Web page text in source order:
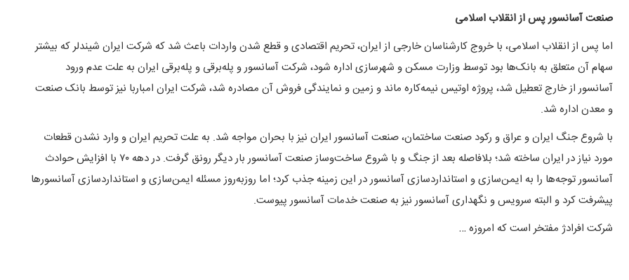
صنعت آسانسور پس از انقلاب اسلامی
اما پس از انقلاب اسلامی، با خروج کارشناسان خارجی از ایران، تحریم اقتصادی و قطع شدن واردات باعث شد که شرکت ایران شیندلر که بیشتر
سهام آن متعلق به بانک‌ها بود توسط وزارت مسکن و شهرسازی اداره شود، شرکت آسانسور و پله‌برقی و پله‌برقی ایران به علت عدم ورود
آسانسور از خارج تعطیل شد، پروژه اوتیس نیمه‌کاره ‌ماند و زمین و نمایندگی فروش آن مصادره شد، شرکت ایران امباربا نیز توسط بانک صنعت
و معدن اداره شد.
با شروع جنگ ایران و عراق و رکود صنعت ساختمان، صنعت آسانسور ایران نیز با بحران مواجه شد. به علت تحریم ایران و وارد نشدن قطعات
مورد نیاز در ایران ساخته شد؛ بلافاصله بعد از جنگ و با شروع ساخت‌وساز صنعت آسانسور بار دیگر رونق گرفت. در دهه ۷۰ با افزایش حوادث
آسانسور توجه‌ها را به ایمن‌سازی و استانداردسازی آسانسور در این زمینه جذب کرد؛ اما روزبه‌روز مسئله ایمن‌سازی و استانداردسازی آسانسورها
پیشرفت کرد و البته سرویس و نگهداری آسانسور نیز به صنعت خدمات آسانسور پیوست.
شرکت افرادژ مفتخر است که امروزه …